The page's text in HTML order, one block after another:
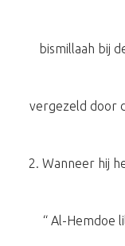
bismillaah bij
vergezeld door
2. Wanneer hij
“ Al-Hemdoe